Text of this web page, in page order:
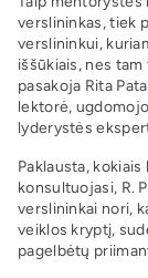
verslininkas, tiek
verslininkui,
iššūkiais, nes
pasakoja Rita
lektorė,
lyderystės
Paklausta,
konsultuojasi, R.
verslininkai nori,
veiklos kryptį,
pagelbėtų